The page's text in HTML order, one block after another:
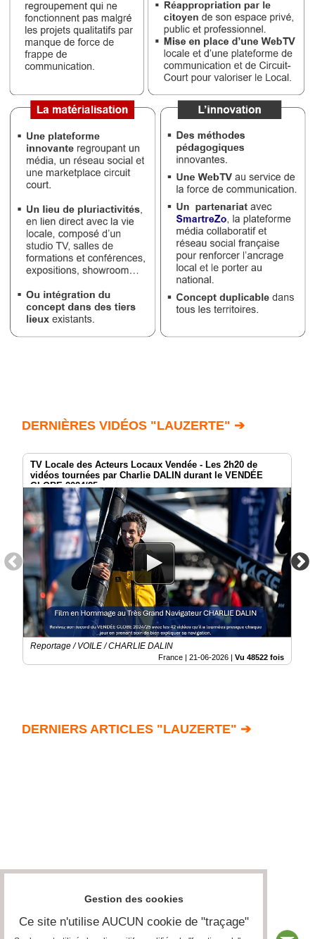
DERNIÈRES VIDÉOS "LAUZERTE" ➔
TV Locale des Acteurs Locaux Vendée - Les 2h20 de
vidéos tournées par Charlie DALIN durant le VENDÉE
GLOBE 2024/25
Reportage / VOILE / CHARLIE DALIN
France | 21-06-2026 | Vu 48522 fois
DERNIERS ARTICLES "LAUZERTE" ➔
Gestion des cookies
Ce site n'utilise AUCUN cookie de "traçage"